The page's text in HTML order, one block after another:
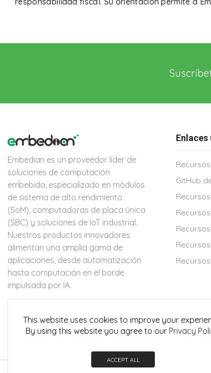
This website uses cookies to improve your
By using this website you agree to our Privacy
ACCEPT ALL
Embedian es un proveedor líder de
soluciones de computación
embebida, especializado en módulos
de sistema de alto rendimiento
(SoM), computadoras de placa única
(SBC) y soluciones de IoT industrial.
Nuestros productos innovadores
alimentan una amplia gama de
aplicaciones, desde automatización
hasta computación en el borde
impulsada por IA.
Taipei 11051 Taiwan Contáctanos
Teléfono: +886 2 2722 3291
GitHub